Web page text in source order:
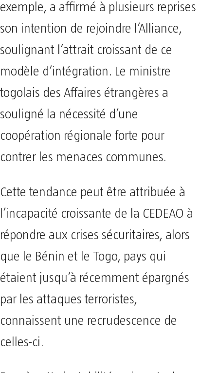
exemple, a affirmé à plusieurs reprises
son intention de rejoindre l’Alliance,
soulignant l’attrait croissant de ce
modèle d’intégration. Le ministre
togolais des Affaires étrangères a
souligné la nécessité d’une
coopération régionale forte pour
contrer les menaces communes.
Cette tendance peut être attribuée à
l’incapacité croissante de la CEDEAO à
répondre aux crises sécuritaires, alors
que le Bénin et le Togo, pays qui
étaient jusqu’à récemment épargnés
par les attaques terroristes,
connaissent une recrudescence de
celles-ci.